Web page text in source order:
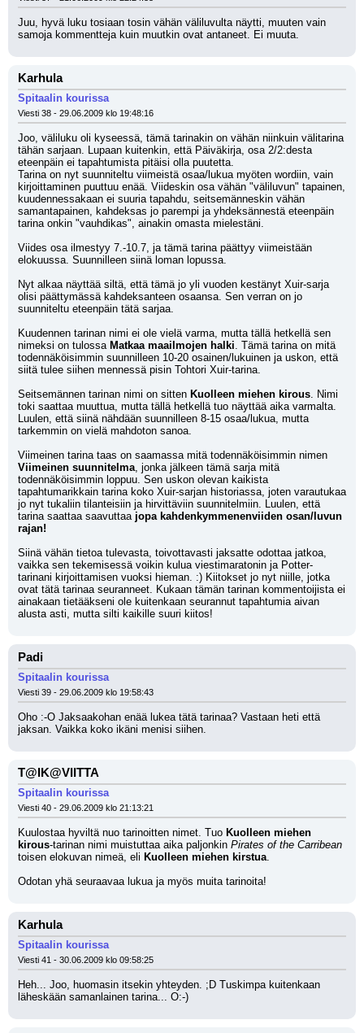
Juu, hyvä luku tosiaan tosin vähän väliluvulta näytti, muuten vain
samoja kommentteja kuin muutkin ovat antaneet. Ei muuta.
Karhula
Spitaalin kourissa
Viesti 38 - 29.06.2009 klo 19:48:16
Joo, väliluku oli kyseessä, tämä tarinakin on vähän niinkuin välitarina
tähän sarjaan. Lupaan kuitenkin, että Päiväkirja, osa 2/2:desta
eteenpäin ei tapahtumista pitäisi olla puutetta.
Tarina on nyt suunniteltu viimeistä osaa/lukua myöten wordiin, vain
kirjoittaminen puuttuu enää. Viideskin osa vähän "väliluvun" tapainen,
kuudennessakaan ei suuria tapahdu, seitsemänneskin vähän
samantapainen, kahdeksas jo parempi ja yhdeksännestä eteenpäin
tarina onkin "vauhdikas", ainakin omasta mielestäni.
Viides osa ilmestyy 7.-10.7, ja tämä tarina päättyy viimeistään
elokuussa. Suunnilleen siinä loman lopussa.
Nyt alkaa näyttää siltä, että tämä jo yli vuoden kestänyt Xuir-sarja
olisi päättymässä kahdeksanteen osaansa. Sen verran on jo
suunniteltu eteenpäin tätä sarjaa.
Kuudennen tarinan nimi ei ole vielä varma, mutta tällä hetkellä sen
nimeksi on tulossa Matkaa maailmojen halki. Tämä tarina on mitä
todennäköisimmin suunnilleen 10-20 osainen/lukuinen ja uskon, että
siitä tulee siihen mennessä pisin Tohtori Xuir-tarina.
Seitsemännen tarinan nimi on sitten Kuolleen miehen kirous. Nimi
toki saattaa muuttua, mutta tällä hetkellä tuo näyttää aika varmalta.
Luulen, että siinä nähdään suunnilleen 8-15 osaa/lukua, mutta
tarkemmin on vielä mahdoton sanoa.
Viimeinen suunnitelma, jonka jälkeen tämä sarja mitä
todennäköisimmin loppuu. Sen uskon olevan kaikista
tapahtumarikkain tarina koko Xuir-sarjan historiassa, joten varautukaa
jo nyt tukaliin tilanteisiin ja hirvittäviin suunnitelmiin. Luulen, että
tarina saattaa saavuttaa jopa kahdenkymmenenviiden osan/luvun
rajan!
Siinä vähän tietoa tulevasta, toivottavasti jaksatte odottaa jatkoa,
vaikka sen tekemisessä voikin kulua viestimaratonin ja Potter-
tarinani kirjoittamisen vuoksi hieman. :) Kiitokset jo nyt niille, jotka
ovat tätä tarinaa seuranneet. Kukaan tämän tarinan kommentoijista ei
ainakaan tietääkseni ole kuitenkaan seurannut tapahtumia aivan
alusta asti, mutta silti kaikille suuri kiitos!
Padi
Spitaalin kourissa
Viesti 39 - 29.06.2009 klo 19:58:43
Oho :-O Jaksaakohan enää lukea tätä tarinaa? Vastaan heti että
jaksan. Vaikka koko ikäni menisi siihen.
T@IK@VIITTA
Spitaalin kourissa
Viesti 40 - 29.06.2009 klo 21:13:21
Kuulostaa hyviltä nuo tarinoitten nimet. Tuo Kuolleen miehen
kirous-tarinan nimi muistuttaa aika paljonkin Pirates of the Carribean
toisen elokuvan nimeä, eli Kuolleen miehen kirstua.
Odotan yhä seuraavaa lukua ja myös muita tarinoita!
Karhula
Spitaalin kourissa
Viesti 41 - 30.06.2009 klo 09:58:25
Heh... Joo, huomasin itsekin yhteyden. ;D Tuskimpa kuitenkaan
läheskään samanlainen tarina... O:-)